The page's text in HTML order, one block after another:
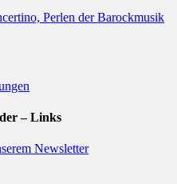
Perlen der Barockmusik
– Links
Newsletter